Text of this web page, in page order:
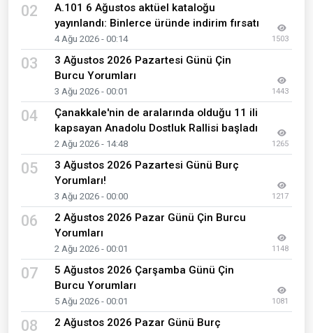
02
A.101 6 Ağustos aktüel kataloğu
yayınlandı: Binlerce üründe indirim fırsatı
4 Ağu 2026 - 00:14 1503
03
3 Ağustos 2026 Pazartesi Günü Çin
Burcu Yorumları
3 Ağu 2026 - 00:01 1443
04
Çanakkale'nin de aralarında olduğu 11 ili
kapsayan Anadolu Dostluk Rallisi başladı
2 Ağu 2026 - 14:48 1265
05
3 Ağustos 2026 Pazartesi Günü Burç
Yorumları!
3 Ağu 2026 - 00:00 1217
06
2 Ağustos 2026 Pazar Günü Çin Burcu
Yorumları
2 Ağu 2026 - 00:01 1148
07
5 Ağustos 2026 Çarşamba Günü Çin
Burcu Yorumları
5 Ağu 2026 - 00:01 1081
08
2 Ağustos 2026 Pazar Günü Burç